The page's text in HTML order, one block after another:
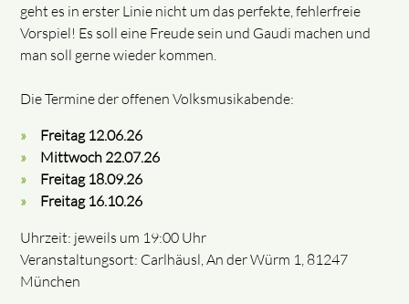
geht es in erster Linie nicht um das perfekte, fehlerfreie
Vorspiel! Es soll eine Freude sein und Gaudi machen und
man soll gerne wieder kommen.
Die Termine der offenen Volksmusikabende:
Freitag 12.06.26
Mittwoch 22.07.26
Freitag 18.09.26
Freitag 16.10.26
Uhrzeit: jeweils um 19:00 Uhr
Veranstaltungsort: Carlhäusl, An der Würm 1, 81247
München